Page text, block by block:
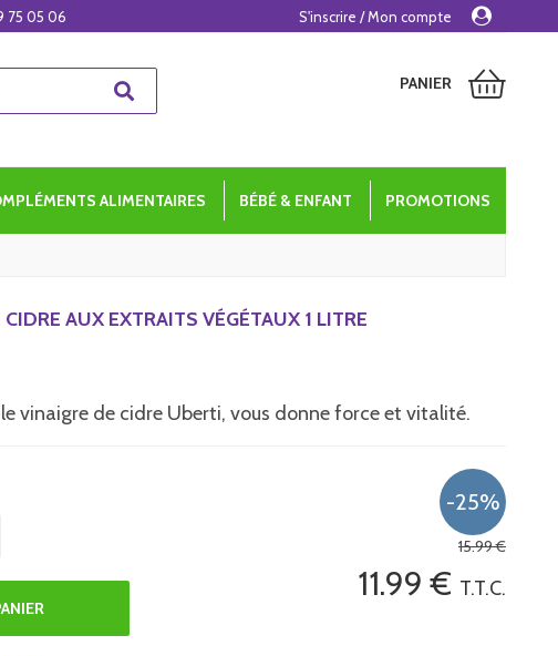
PANIER
ALIMENTAIRES BÉBÉ & ENFANT PROMOTIONS
AUX EXTRAITS VÉGÉTAUX 1 LITRE
vinaigre de cidre Uberti, vous donne force et vitalité.
15.99€
11.99 € T.T.C.
75 05 06 S'inscrire / Mon compte